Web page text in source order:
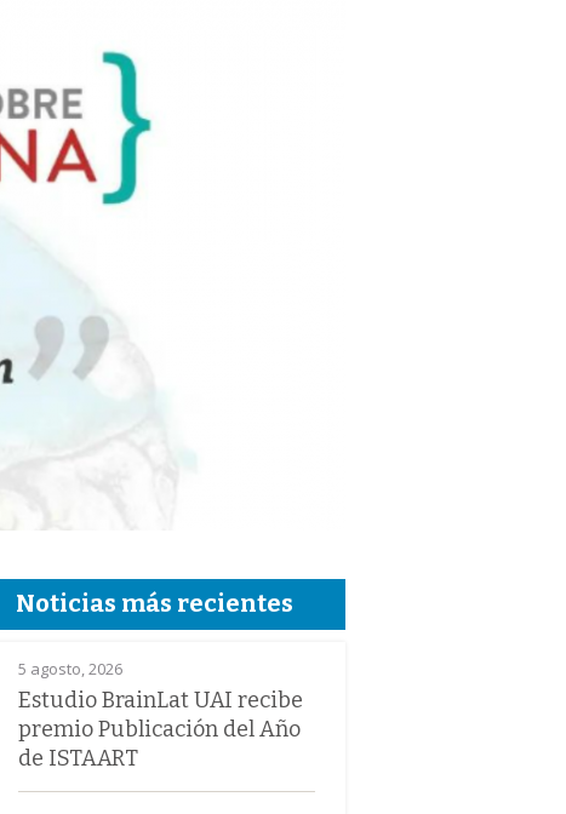
Noticias más recientes
5 agosto, 2026
Estudio BrainLat UAI recibe
premio Publicación del Año
de ISTAART